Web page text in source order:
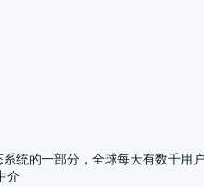
统的一部分，全球每天有数千用
介